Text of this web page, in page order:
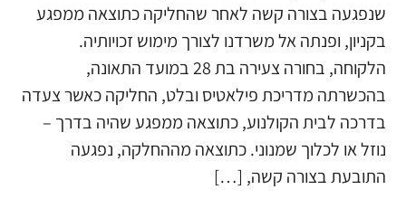
שנפגעה בצורה קשה לאחר שהחליקה כתוצאה ממפגע
בקניון, ופנתה אל משרדנו לצורך מימוש זכויותיה.
הלקוחה, בחורה צעירה בת 28 במועד התאונה,
בהכשרתה מדריכת פילאטיס ובלט, החליקה כאשר צעדה
בדרכה לבית הקולנוע, כתוצאה ממפגע שהיה בדרך –
נוזל או לכלוך שמנוני. כתוצאה מההחלקה, נפגעה
התובעת בצורה קשה, […]